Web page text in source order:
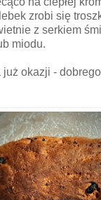
zrobi się
z serkiem
miodu.
już okazji -